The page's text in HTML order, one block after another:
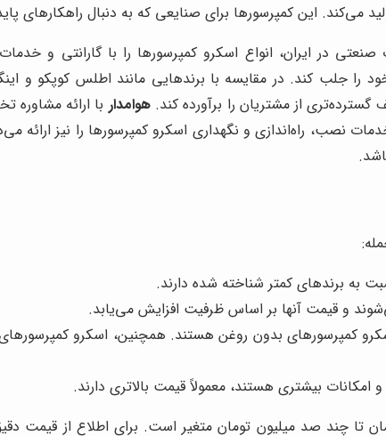
می‌کند. این کمپرسورها برای صنایعی که به دنبال
در ایران، انواع اسکرو کمپرسورها را با گارانتی و
جلب کند. در مقایسه با برندهایی مانند اطلس کوپکو و
از مشتریان را برآورده کند.هوامدار با ارائه
نصب، راه‌اندازی و نگهداری اسکرو کمپرسورها را نیز
به برندهای کمتر شناخته شده دارند.
و قیمت آنها بر اساس ظرفیت افزایش می‌یابد.
امکانات بیشتری هستند، معمولاً قیمت بالاتری دارند.
تا چند صد میلیون تومان متغیر است. برای اطلاع از قیمت